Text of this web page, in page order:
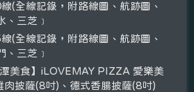
(全線記錄，附路線圖、航跡圖、
、三芝﹞
(全線記錄，附路線圖、航跡圖、
、三芝﹞
美食】iLOVEMAY PIZZA 愛樂美
肉披薩(8吋)、德式香腸披薩(8吋)